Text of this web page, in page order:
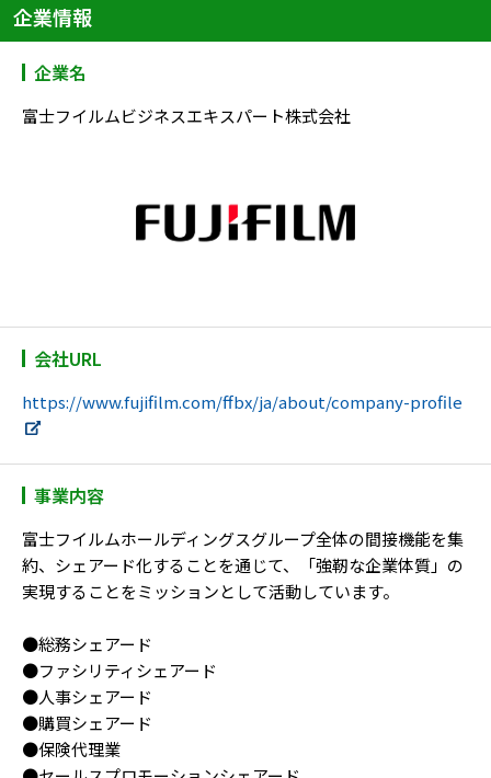
企業情報
企業名
富士フイルムビジネスエキスパート株式会社
会社URL
https://www.fujifilm.com/ffbx/ja/about/company-profile
事業内容
富士フイルムホールディングスグループ全体の間接機能を集
約、シェアード化することを通じて、「強靭な企業体質」の
実現することをミッションとして活動しています。
●総務シェアード
●ファシリティシェアード
●人事シェアード
●購買シェアード
●保険代理業